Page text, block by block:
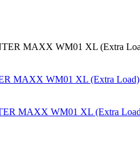
MAXX WM01 XL (Extra Load)